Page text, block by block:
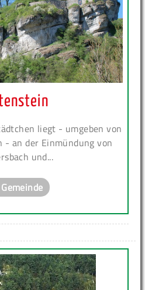
liegt - umgeben von
- an der Einmündung von
und...